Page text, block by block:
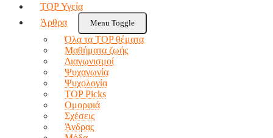
TOP Υγεία
Άρθρα
Menu Toggle
Όλα τα TOP θέματα
Μαθήματα ζωής
Διαγωνισμοί
Ψυχαγωγία
Ψυχολογία
TOP Picks
Ομορφιά
Σχέσεις
Άνδρας